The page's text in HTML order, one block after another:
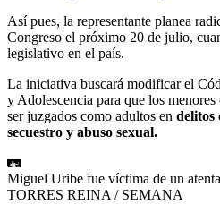
Así pues, la representante planea
Congreso el próximo 20 de julio,
legislativo en el país.
La iniciativa buscará modificar el
y Adolescencia para que los
ser juzgados como adultos en delitos
secuestro y abuso sexual.
Miguel Uribe fue víctima de un
TORRES REINA / SEMANA